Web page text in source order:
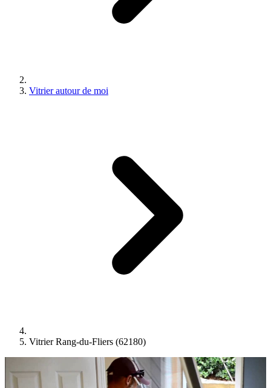
Vitrier autour de moi
Vitrier Rang-du-Fliers (62180)